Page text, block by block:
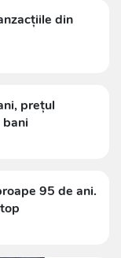
din
prețul
bani
95 de ani.